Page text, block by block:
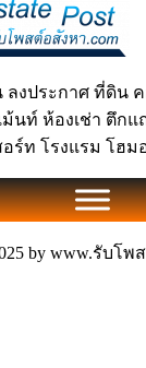
ลงประกาศ ที่ดิน
นท์ ห้องเช่า ตึกแ
ร์ท โรงแรม โฮ
by www.รับโพ